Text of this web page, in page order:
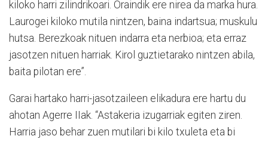
kiloko harri zilindrikoari. Oraindik ere nirea da marka hura.
Laurogei kiloko mutila nintzen, baina indartsua; muskulu
hutsa. Berezkoak nituen indarra eta nerbioa; eta erraz
jasotzen nituen harriak. Kirol guztietarako nintzen abila,
baita pilotan ere”.
Garai hartako harri-jasotzaileen elikadura ere hartu du
ahotan Agerre IIak. “Astakeria izugarriak egiten ziren.
Harria jaso behar zuen mutilari bi kilo txuleta eta bi